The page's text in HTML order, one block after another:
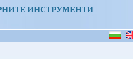
ИНСТРУМЕНТИ